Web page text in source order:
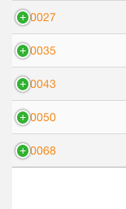
90027
90035
90043
90050
90068